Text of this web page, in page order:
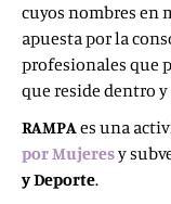
cuyos nombres en
apuesta por la
profesionales que
que reside dentro
RAMPAes una
por Mujeresy
y Deporte.